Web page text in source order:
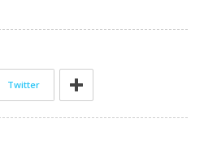
Twitter